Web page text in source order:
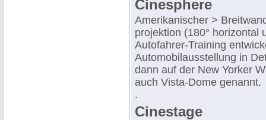
Cinesphere
Amerikanischer >
projektion (180° horizontal
Autofahrer-Training
Automobilausstellung in
dann auf der New Yorker
auch Vista-Dome genannt.
.
Cinestage